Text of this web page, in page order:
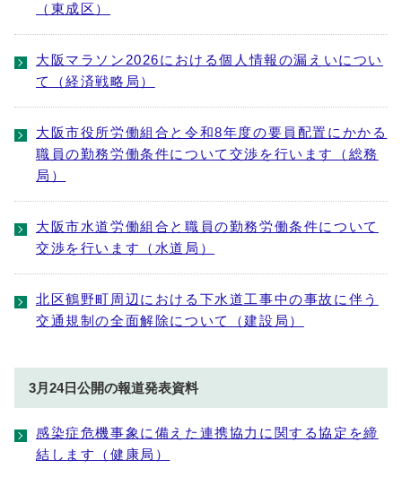
（東成区）
大阪マラソン2026における個人情報の漏えいについ
て（経済戦略局）
大阪市役所労働組合と令和8年度の要員配置にかかる
職員の勤務労働条件について交渉を行います（総務
局）
大阪市水道労働組合と職員の勤務労働条件について
交渉を行います（水道局）
北区鶴野町周辺における下水道工事中の事故に伴う
交通規制の全面解除について（建設局）
3月24日公開の報道発表資料
感染症危機事象に備えた連携協力に関する協定を締
結します（健康局）